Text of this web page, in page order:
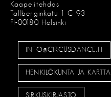
Kaapelitehdas
Tallberginkatu 1 C 93
FI-00180 Helsinki
INFO@CIRCUSDANCE.FI
HENKILÖKUNTA JA KARTTA